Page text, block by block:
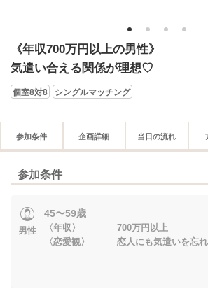
1 2 3 4
《年収700万円以上の男性》
気遣い合える関係が理想♡
個室8対8 シングルマッチング
参加条件 企画詳細 当日の流れ
参加条件
男性
45〜59歳
〈年収〉 700万円以上
〈恋愛観〉 恋人にも気遣いを忘れ